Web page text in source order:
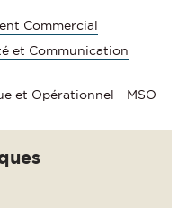
Commercial
et Communication
et Opérationnel - MSO